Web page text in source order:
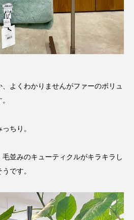
よくわかりませんがファーのボリュ
ちり。
並みのキューティクルがキラキラし
です。